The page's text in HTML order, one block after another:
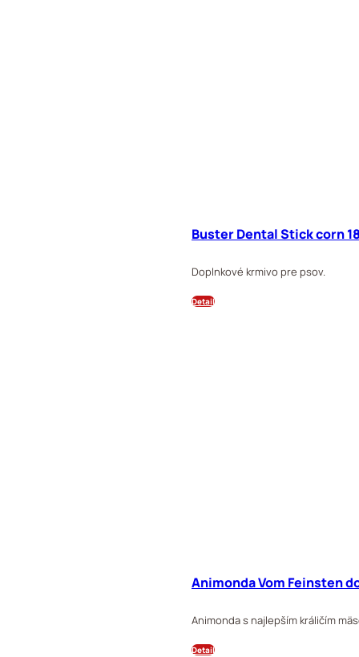
Buster Dental Stick corn
Doplnkové krmivo pre psov.
Detail
Animonda Vom Feinsten
Animonda s najlepším králičím
Detail